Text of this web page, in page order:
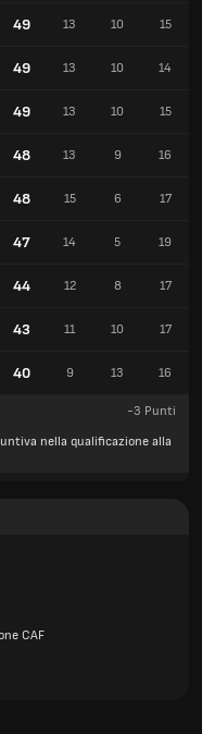
49 13 10 15
49 13 10 14
49 13 10 15
48 13 9 16
48 15 6 17
47 14 5 19
44 12 8 17
43 11 10 17
40 9 13 16
-3 Punti
nella qualificazione alla
CAF